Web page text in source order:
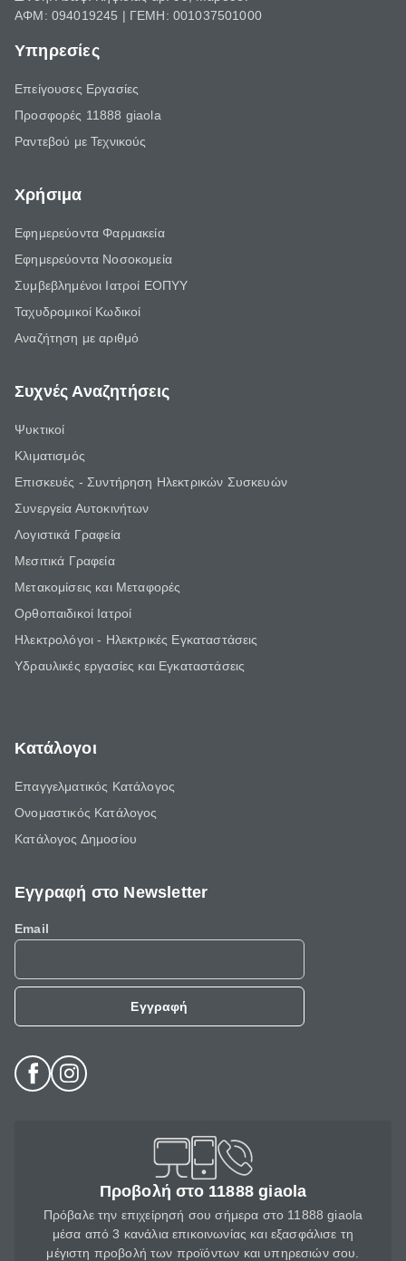
ΑΦΜ: 094019245 | ΓΕΜΗ: 001037501000
Υπηρεσίες
Επείγουσες Εργασίες
Προσφορές 11888 giaola
Ραντεβού με Τεχνικούς
Χρήσιμα
Εφημερεύοντα Φαρμακεία
Εφημερεύοντα Νοσοκομεία
Συμβεβλημένοι Ιατροί ΕΟΠΥΥ
Ταχυδρομικοί Κωδικοί
Αναζήτηση με αριθμό
Συχνές Αναζητήσεις
Ψυκτικοί
Κλιματισμός
Επισκευές - Συντήρηση Ηλεκτρικών Συσκευών
Συνεργεία Αυτοκινήτων
Λογιστικά Γραφεία
Μεσιτικά Γραφεία
Μετακομίσεις και Μεταφορές
Ορθοπαιδικοί Ιατροί
Ηλεκτρολόγοι - Ηλεκτρικές Εγκαταστάσεις
Υδραυλικές εργασίες και Εγκαταστάσεις
Κατάλογοι
Επαγγελματικός Κατάλογος
Ονομαστικός Κατάλογος
Κατάλογος Δημοσίου
Εγγραφή στο Newsletter
Email
Εγγραφή
Προβολή στο 11888 giaola
Πρόβαλε την επιχείρησή σου σήμερα στο 11888 giaola
μέσα από 3 κανάλια επικοινωνίας και εξασφάλισε τη
μέγιστη προβολή των προϊόντων και υπηρεσιών σου.